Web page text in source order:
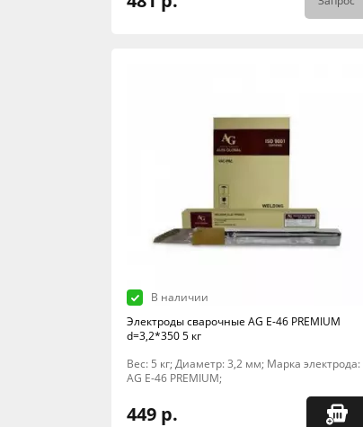
В наличии
Электроды сварочные AG E-46 PREMIUM
d=3,2*350 5 кг
Вес: 5 кг; Диаметр: 3,2 мм; Марка электрода:
AG E-46 PREMIUM;
449 р.